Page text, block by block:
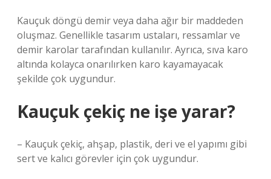
Kauçuk döngü demir veya daha ağır bir maddeden
oluşmaz. Genellikle tasarım ustaları, ressamlar ve
demir karolar tarafından kullanılır. Ayrıca, sıva karo
altında kolayca onarılırken karo kayamayacak
şekilde çok uygundur.
Kauçuk çekiç ne işe yarar?
– Kauçuk çekiç, ahşap, plastik, deri ve el yapımı gibi
sert ve kalıcı görevler için çok uygundur.